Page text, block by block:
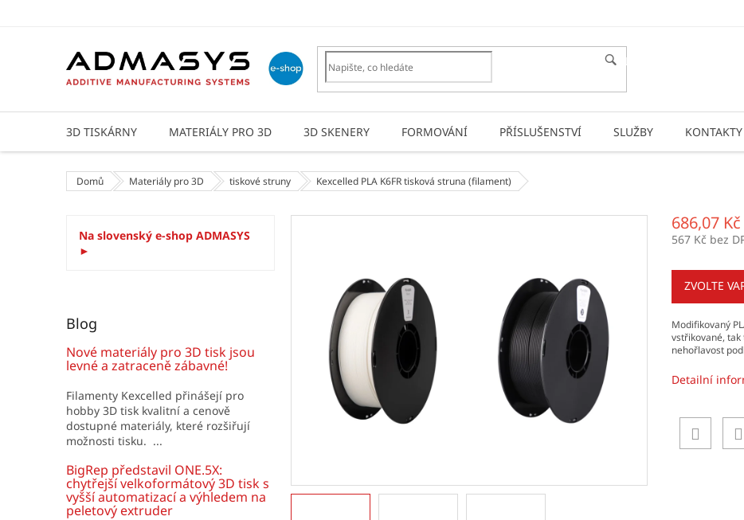
HLEDAT
3D TISKÁRNY MATERIÁLY PRO 3D 3D SKENERY FORMOVÁNÍ PŘÍSLUŠENSTVÍ SLUŽBY KONTAKTY
Domů Materiály pro 3D tiskové struny Kexcelled PLA K6FRtisková struna (filament)
n
n
í
a
n
e
l
Na slovenský e-shop ADMASYS
►
Blog
Nové materiály pro 3D tisk jsou
levné a zatraceně zábavné!
Filamenty Kexcelled přinášejí pro
hobby 3D tisk kvalitní a cenově
dostupné materiály, které rozšiřují
možnosti tisku. ...
BigRep představil ONE.5X:
chytřejší velkoformátový 3D tisk s
vyšší automatizací a výhledem na
peletový extruder
686,07 Kč
567 Kč bez
ZVOLTE
Modifikovaný
vstřikované, tak
nehořlavost
Detailní